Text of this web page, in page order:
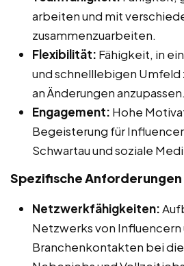
arbeiten und mit
zusammenzuarbeiten.
Flexibilität: Fähigkeit, in
und schnelllebigen Umfeld
an Änderungen anzupassen.
Engagement: Hohe
Begeisterung für
Schwartau und soziale
Spezifische Anforderungen
Netzwerkfähigkeiten:
Netzwerks von Influencern
Branchenkontakten bei